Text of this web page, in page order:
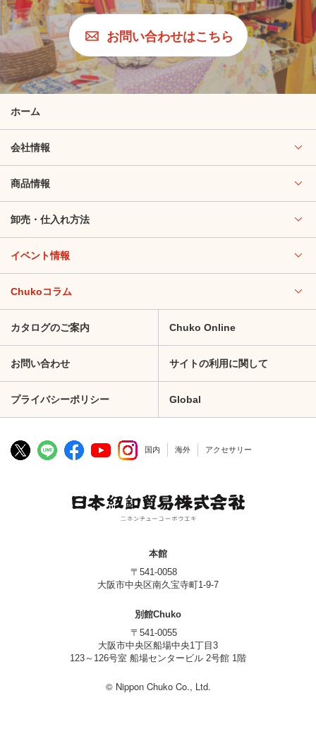
お問い合わせはこちら
ホーム
会社情報
商品情報
卸売・仕入れ方法
イベント情報
Chukoコラム
カタログのご案内 Chuko Online
お問い合わせ サイトの利用に関して
プライバシーポリシー Global
国内 海外 アクセサリー
本館
〒541-0058
大阪市中央区南久宝寺町1-9-7
別館Chuko
〒541-0055
大阪市中央区船場中央1丁目3
123～126号室 船場センタービル 2号館 1階
© Nippon Chuko Co., Ltd.